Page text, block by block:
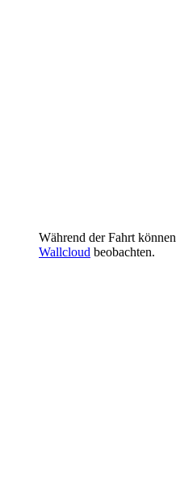
Während der Fahrt
Wallcloud beobachten.